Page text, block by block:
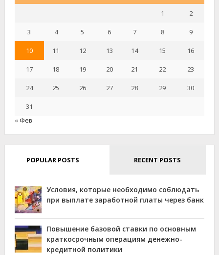
1 2
3 4 5 6 7 8 9
10 11 12 13 14 15 16
17 18 19 20 21 22 23
24 25 26 27 28 29 30
31
« Фев
POPULAR POSTS RECENT POSTS
Условия, которые необходимо соблюдать
при выплате заработной платы через банк
Повышение базовой ставки по основным
краткосрочным операциям денежно-
кредитной политики